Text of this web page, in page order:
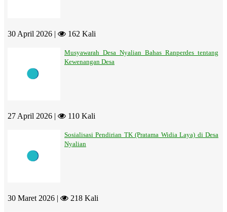
30 April 2026 | 162 Kali
Musyawarah Desa Nyalian Bahas Ranperdes tentang
Kewenangan Desa
27 April 2026 | 110 Kali
Sosialisasi Pendirian TK (Pratama Widia Laya) di Desa
Nyalian
30 Maret 2026 | 218 Kali